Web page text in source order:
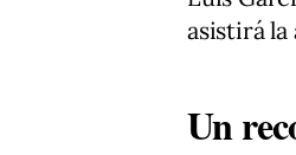
asistirá la
Un